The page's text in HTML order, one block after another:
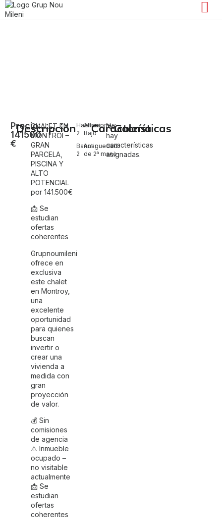
Precio:
141500
€
Descripción
CHALET EN
MONTROI –
GRAN
PARCELA,
PISCINA Y
ALTO
POTENCIAL
por 141.500€
📩 Se
estudian
ofertas
coherentes
Grupnoumileni
ofrece en
exclusiva
este chalet
en Montroy,
una
excelente
oportunidad
para quienes
buscan
invertir o
crear una
vivienda a
medida con
gran
proyección
de valor.
💰 Sin
comisiones
de agencia
⚠️ Inmueble
ocupado –
no visitable
actualmente
📩 Se
estudian
ofertas
coherentes
Habitaciones:
2
Baños:
2
Altura:
Bajo
Antiguedad:
de 2ª mano
Características
No
hay
características
asignadas.
Galería